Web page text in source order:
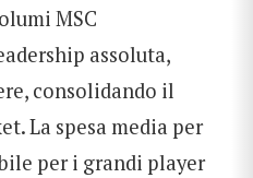
MSC
assoluta,
consolidando il
La spesa media per
per i grandi player